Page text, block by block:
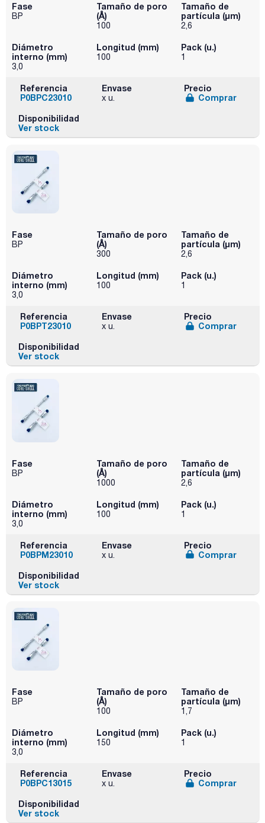
Fase
BP
Tamaño de poro
(Å)
100
Tamaño de
partícula (μm)
2,6
Diámetro
interno (mm)
3,0
Longitud (mm)
100
Pack (u.)
1
Referencia
P0BPC23010
Envase
x u.
Precio
Comprar
Disponibilidad
Ver stock
Fase
BP
Tamaño de poro
(Å)
300
Tamaño de
partícula (μm)
2,6
Diámetro
interno (mm)
3,0
Longitud (mm)
100
Pack (u.)
1
Referencia
P0BPT23010
Envase
x u.
Precio
Comprar
Disponibilidad
Ver stock
Fase
BP
Tamaño de poro
(Å)
1000
Tamaño de
partícula (μm)
2,6
Diámetro
interno (mm)
3,0
Longitud (mm)
100
Pack (u.)
1
Referencia
P0BPM23010
Envase
x u.
Precio
Comprar
Disponibilidad
Ver stock
Fase
BP
Tamaño de poro
(Å)
100
Tamaño de
partícula (μm)
1,7
Diámetro
interno (mm)
3,0
Longitud (mm)
150
Pack (u.)
1
Referencia
P0BPC13015
Envase
x u.
Precio
Comprar
Disponibilidad
Ver stock